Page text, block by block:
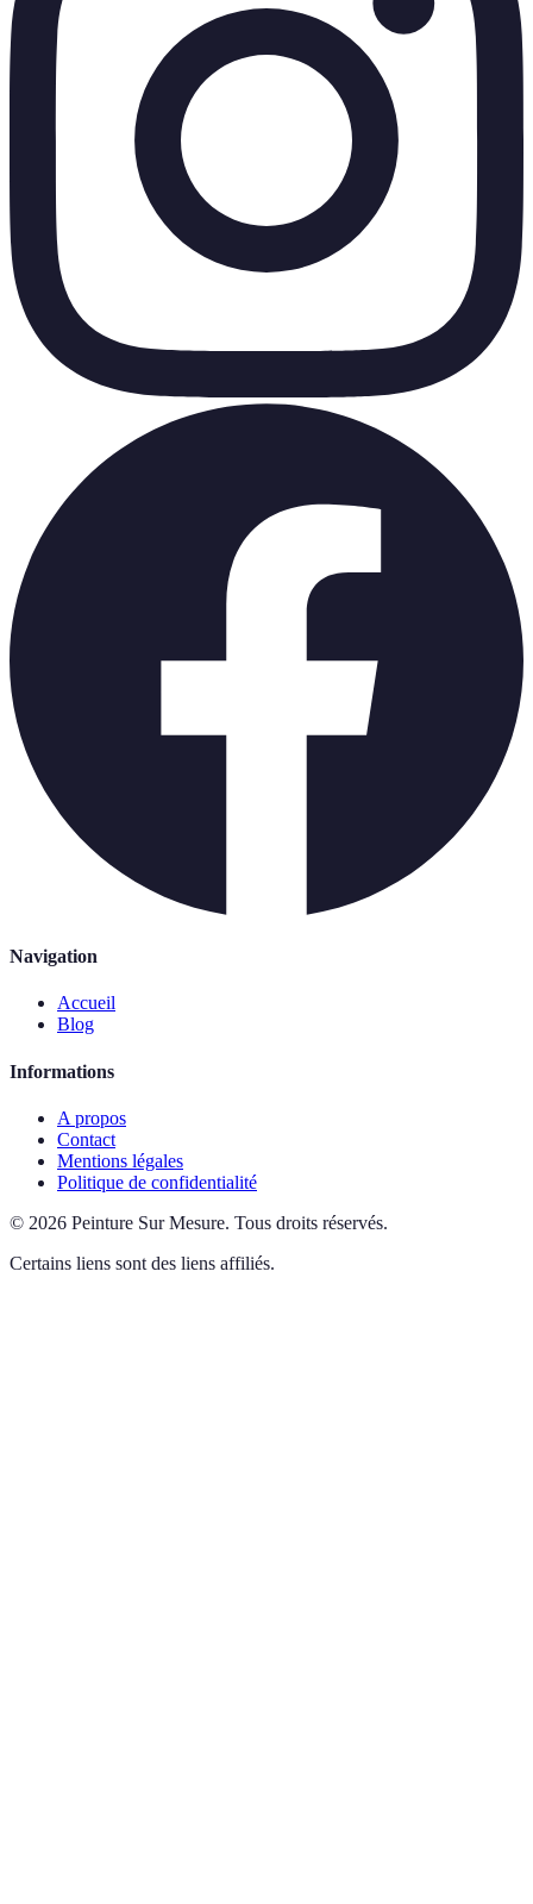
Navigation
Accueil
Blog
Informations
A propos
Contact
Mentions légales
Politique de confidentialité
© 2026 Peinture Sur Mesure. Tous droits réservés.
Certains liens sont des liens affiliés.